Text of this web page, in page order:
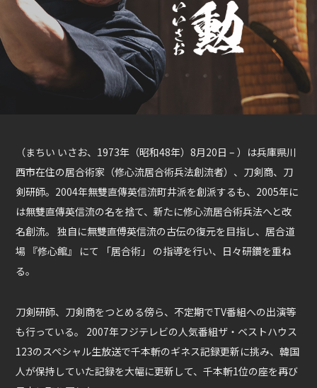
（まちい いさお、1973年（昭和48年）8月20日 – ）は兵庫県川
西市在住の居合術家（修心流居合術兵法創流者）、刀剣商、刀
剣研師。2004年無雙直傳英信流町井派を創派するも、2005年に
は無雙直傳英信流の名を捨て、新たに修心流居合術兵法へと改
名創流。 独自に無雙直傅英信流の古伝の復元を目指し、居合道
場 『修心館』 にて 「居合術」 の指導を行い、日々研鑽を重ね
る。
刀剣研師、刀剣商をつとめる傍ら、不定期でTV番組への出演等
も行っている。 2007年フジテレビの人気番組ザ・ベストハウス
123のスペシャル生放送で千本斬のギネス記録更新に挑み、韓国
人が保持していた記録を大幅に更新して、千本斬1位の座を再び